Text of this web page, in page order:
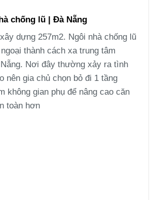
chống lũ | Đà Nẵng
dựng 257m2. Ngôi nhà chống lũ
thành cách xa trung tâm
Nơi đây thường xảy ra tình
nên gia chủ chọn bỏ đi 1 tầng
không gian phụ để nâng cao căn
toàn hơn